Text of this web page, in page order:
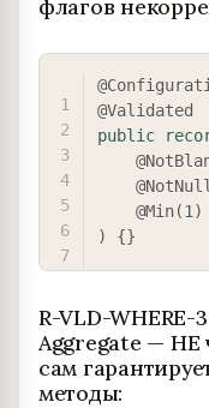
флагов
@Validated
public
@Min(1)
)
{}
R-VLD-WHERE-
Aggregate — НЕ
сам
методы: